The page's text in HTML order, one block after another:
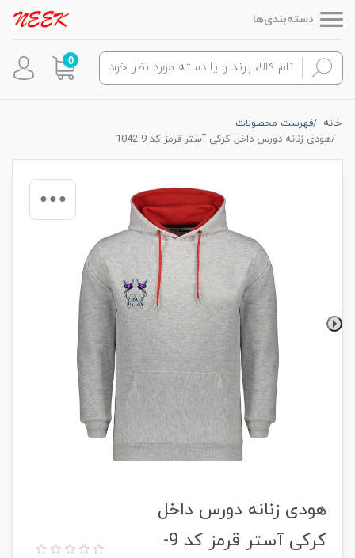
دسته‌بندی‌ها
0
خانه
فهرست محصولات
هودی زنانه دورس داخل کرکی آستر قرمز کد 9-1042
هودی زنانه دورس داخل
کرکی آستر قرمز کد 9-